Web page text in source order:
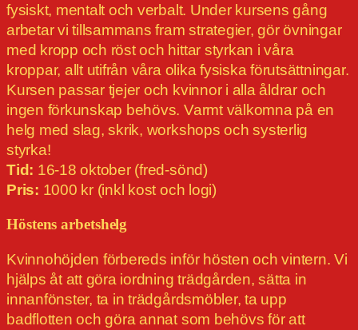
fysiskt, mentalt och verbalt. Under kursens gång
arbetar vi tillsammans fram strategier, gör övningar
med kropp och röst och hittar styrkan i våra
kroppar, allt utifrån våra olika fysiska förutsättningar.
Kursen passar tjejer och kvinnor i alla åldrar och
ingen förkunskap behövs. Varmt välkomna på en
helg med slag, skrik, workshops och systerlig
styrka!
Tid: 16-18 oktober (fred-sönd)
Pris: 1000 kr (inkl kost och logi)
Höstens arbetshelg
Kvinnohöjden förbereds inför hösten och vintern. Vi
hjälps åt att göra iordning trädgården, sätta in
innanfönster, ta in trädgårdsmöbler, ta upp
badflotten och göra annat som behövs för att